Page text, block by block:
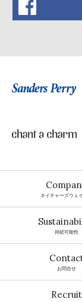
ネイチャーズウェ
持続可能性
お問合せ
Recruit